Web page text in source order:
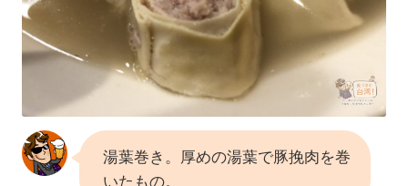
湯葉巻き。厚めの湯葉で豚挽肉を巻
いたもの。